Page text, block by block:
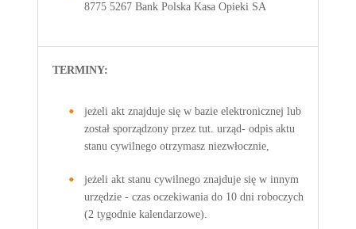
8775 5267Bank Polska Kasa Opieki SA
TERMINY:
jeżeli akt znajduje się w bazie elektronicznej lub
został sporządzony przez tut. urząd- odpis aktu
stanu cywilnego otrzymasz niezwłocznie,
jeżeli akt stanu cywilnego znajduje się w innym
urzędzie - czas oczekiwania do 10 dni roboczych
(2 tygodnie kalendarzowe).